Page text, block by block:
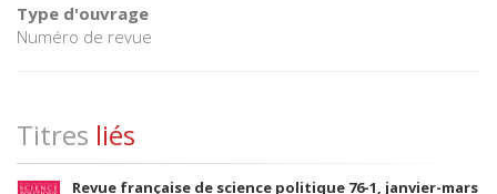
Type d'ouvrage
Numéro de revue
Titres liés
Revue française de science politique 76-1, janvier-mars